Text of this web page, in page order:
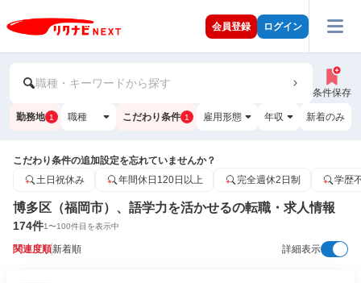
会員登録 ログイン
職種・キーワードから探す
条件保存
勤務地 1 職種 こだわり条件 1 雇用形態 年収 新着のみ
こだわり条件の追加設定を忘れていませんか？
土日祝休み
年間休日120日以上 完全週休2日制 学歴
博多区（福岡市）、語学力を活かせるの転職・求人情報
174件1〜100件目を表示中
関連度順新着順 詳細表示